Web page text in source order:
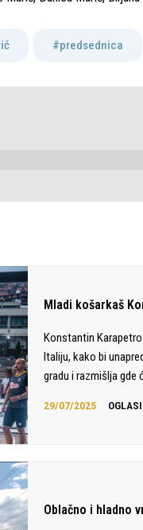
#predsednica
Mladi košarkaš
Konstantin
Italiju, kako bi
gradu i razmišlja gde
29/07/2025 OGLASI
Oblačno i hladno